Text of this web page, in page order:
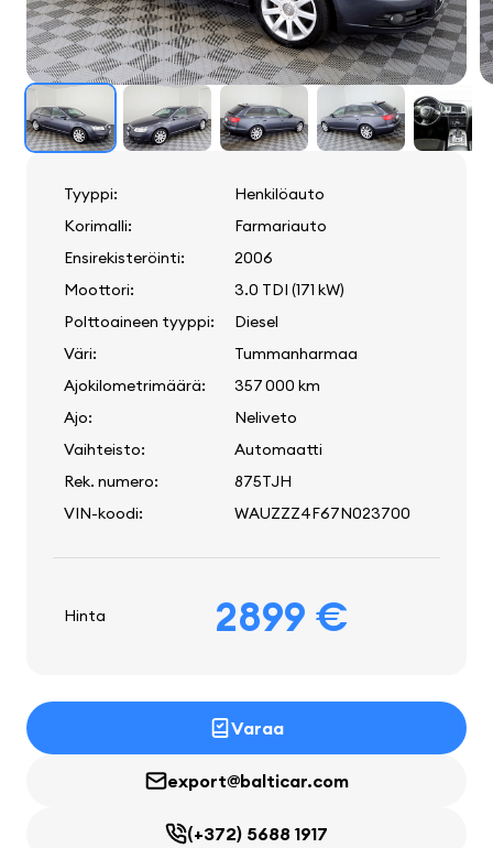
Tyyppi:
Henkilöauto
Korimalli:
Farmariauto
Ensirekisteröinti:
2006
Moottori:
3.0 TDI (171 kW)
Polttoaineen tyyppi:
Diesel
Väri:
Tummanharmaa
Ajokilometrimäärä:
357 000 km
Ajo:
Neliveto
Vaihteisto:
Automaatti
Rek. numero:
875TJH
VIN-koodi:
WAUZZZ4F67N023700
Hinta 2899 €
Varaa
export@balticar.com
(+372) 5688 1917